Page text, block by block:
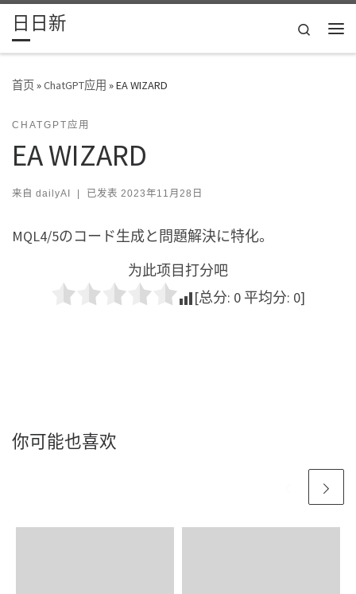
Skip to content
日日新
Search
首页»ChatGPT应用 »EA WIZARD
CHATGPT应用
EA WIZARD
来自 dailyAI | 已发表 2023年11月28日
MQL4/5のコード生成と問題解決に特化。
为此项目打分吧
[总分: 0 平均分: 0]
你可能也喜欢